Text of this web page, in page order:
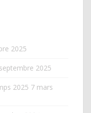
2025
2025
2025 7 mars